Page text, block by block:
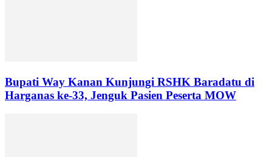
Bupati Way Kanan Kunjungi RSHK Baradatu di
Harganas ke-33, Jenguk Pasien Peserta MOW